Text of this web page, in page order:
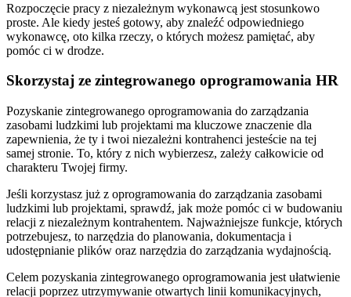
Rozpoczęcie pracy z niezależnym wykonawcą jest stosunkowo
proste. Ale kiedy jesteś gotowy, aby znaleźć odpowiedniego
wykonawcę, oto kilka rzeczy, o których możesz pamiętać, aby
pomóc ci w drodze.
Skorzystaj ze zintegrowanego oprogramowania HR
Pozyskanie zintegrowanego oprogramowania do zarządzania
zasobami ludzkimi lub projektami ma kluczowe znaczenie dla
zapewnienia, że ty i twoi niezależni kontrahenci jesteście na tej
samej stronie. To, który z nich wybierzesz, zależy całkowicie od
charakteru Twojej firmy.
Jeśli korzystasz już z oprogramowania do zarządzania zasobami
ludzkimi lub projektami, sprawdź, jak może pomóc ci w budowaniu
relacji z niezależnym kontrahentem. Najważniejsze funkcje, których
potrzebujesz, to narzędzia do planowania, dokumentacja i
udostępnianie plików oraz narzędzia do zarządzania wydajnością.
Celem pozyskania zintegrowanego oprogramowania jest ułatwienie
relacji poprzez utrzymywanie otwartych linii komunikacyjnych,